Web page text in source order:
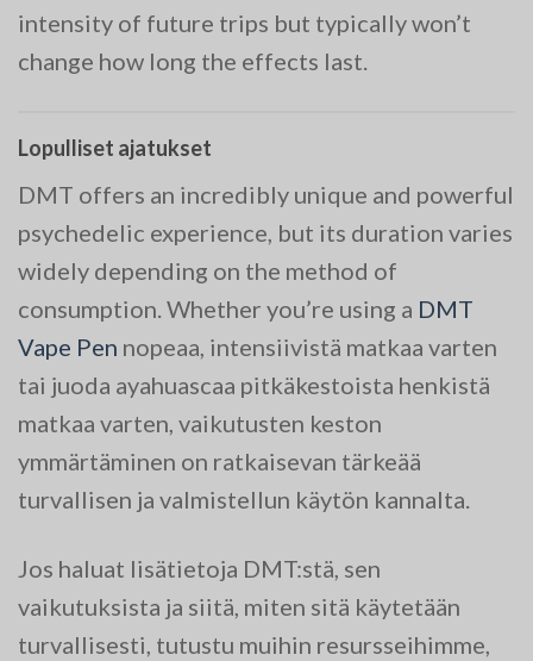
intensity of future trips but typically won’t
change how long the effects last.
Lopulliset ajatukset
DMT offers an incredibly unique and powerful
psychedelic experience, but its duration varies
widely depending on the method of
consumption. Whether you’re using a DMT
Vape Pen nopeaa, intensiivistä matkaa varten
tai juoda ayahuascaa pitkäkestoista henkistä
matkaa varten, vaikutusten keston
ymmärtäminen on ratkaisevan tärkeää
turvallisen ja valmistellun käytön kannalta.
Jos haluat lisätietoja DMT:stä, sen
vaikutuksista ja siitä, miten sitä käytetään
turvallisesti, tutustu muihin resursseihimme,